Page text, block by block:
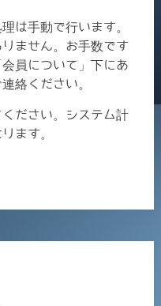
は手動で行います。
ません。お手数です
員について」下にあ
絡ください。
ださい。システム計
ます。